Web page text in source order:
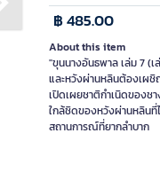
Next slide฿ 485.00
About this item
"ขุนนางอันธพาล เล่ม 7 (
และหวังผ่านหลินต้องเผชิ
เปิดเผยชาติกำเนิดของช
ใกล้ชิดของหวังผ่านหลินที่
สถานการณ์ที่ยากลำบาก